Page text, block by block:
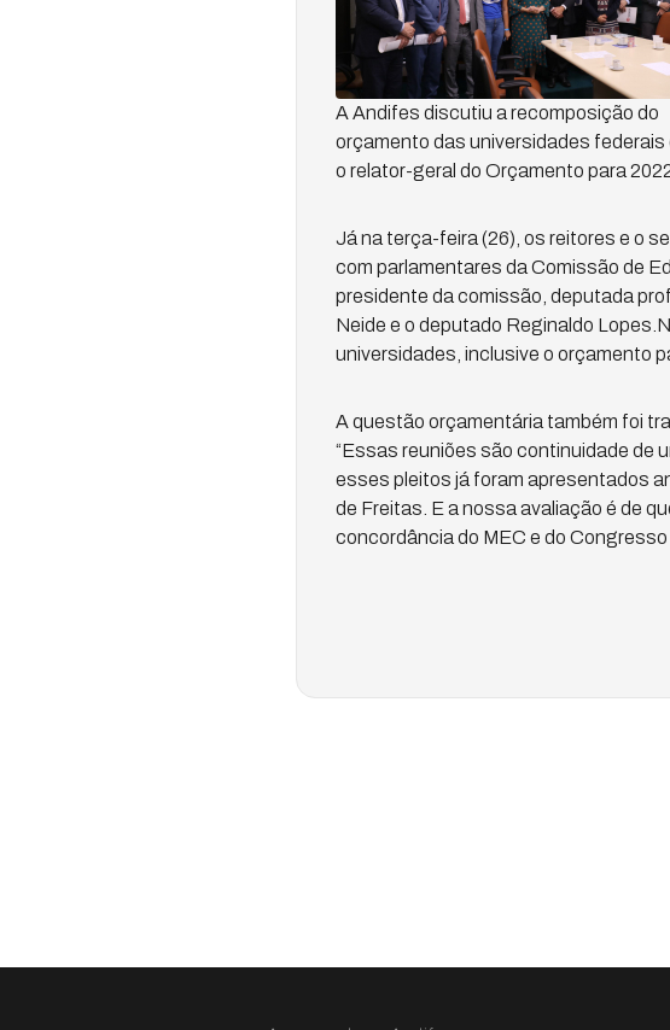
A Andifes discutiu a recomposição do
orçamento das universidades federais
o relator-geral do Orçamento para
Já na terça-feira (26), os reitores e o
com parlamentares da Comissão de
presidente da comissão, deputada
Neide e o deputado Reginaldo
universidades, inclusive o orçamento
A questão orçamentária também foi
“Essas reuniões são continuidade de
esses pleitos já foram apresentados
de Freitas. E a nossa avaliação é de
concordância do MEC e do